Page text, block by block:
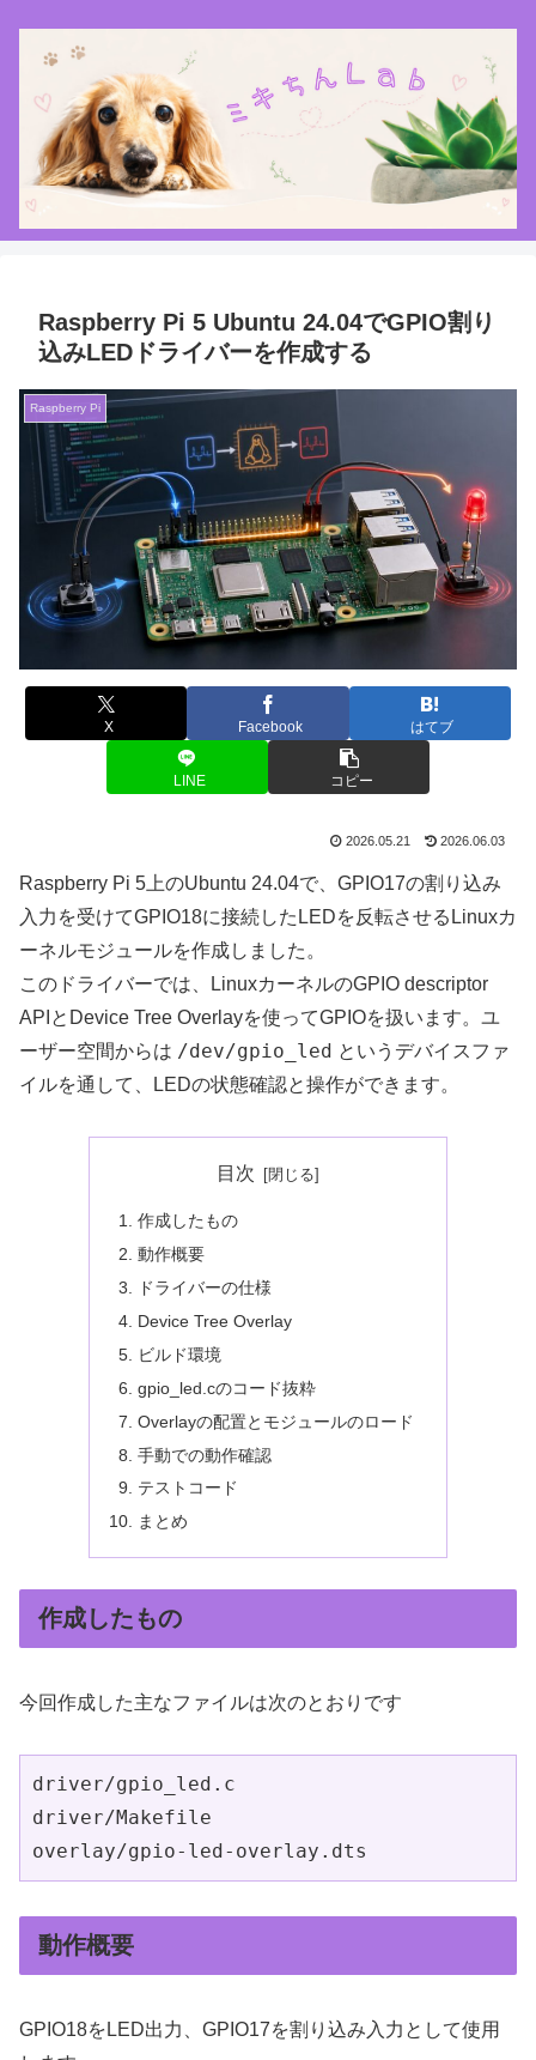
Raspberry Pi 5 Ubuntu 24.04でGPIO割り
込みLEDドライバーを作成する
Raspberry Pi
X Facebook はてブ
LINE コピー
2026.05.21 2026.06.03
Raspberry Pi 5上のUbuntu 24.04で、GPIO17の割り込み
入力を受けてGPIO18に接続したLEDを反転させるLinuxカ
ーネルモジュールを作成しました。
このドライバーでは、LinuxカーネルのGPIO descriptor
APIとDevice Tree Overlayを使ってGPIOを扱います。ユ
ーザー空間からは /dev/gpio_led というデバイスファ
イルを通して、LEDの状態確認と操作ができます。
目次
作成したもの
動作概要
ドライバーの仕様
Device Tree Overlay
ビルド環境
gpio_led.cのコード抜粋
Overlayの配置とモジュールのロード
手動での動作確認
テストコード
まとめ
作成したもの
今回作成した主なファイルは次のとおりです
driver/gpio_led.c
driver/Makefile
overlay/gpio-led-overlay.dts
動作概要
GPIO18をLED出力、GPIO17を割り込み入力として使用